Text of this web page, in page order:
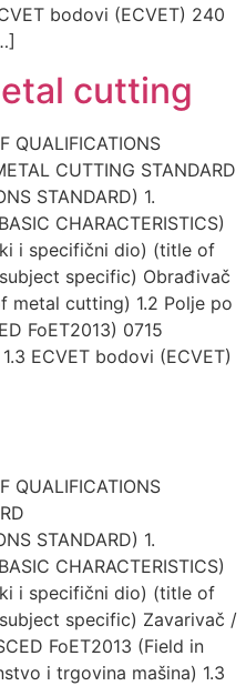
bodovi (ECVET) 240
cutting
QUALIFICATIONS
CUTTING STANDARD
STANDARD) 1.
CHARACTERISTICS)
i specifični dio) (title of
specific) Obrađivač
metal cutting) 1.2 Polje po
FoET2013) 0715
ECVET bodovi (ECVET)
QUALIFICATIONS
STANDARD) 1.
CHARACTERISTICS)
i specifični dio) (title of
specific) Zavarivač /
FoET2013 (Field in
i trgovina mašina) 1.3